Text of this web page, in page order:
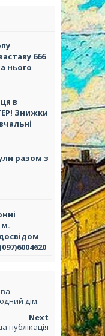
666
нього
в
Знижки
разом з
м.
дім.
публікація